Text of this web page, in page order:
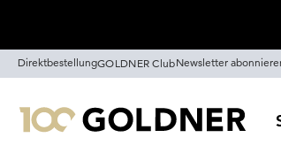
DirektbestellungGOLDNER ClubNewsletter